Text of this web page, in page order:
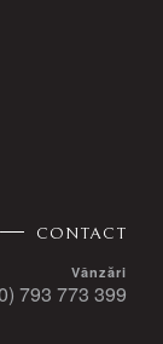
CONTACT
Vânzări
793 773 399